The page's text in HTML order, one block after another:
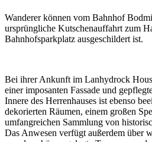
Wanderer können vom Bahnhof
ursprüngliche Kutschenauffahrt zum
Bahnhofsparkplatz ausgeschildert ist.
Bei ihrer Ankunft im Lanhydrock
einer imposanten Fassade und
Innere des Herrenhauses ist ebenso
dekorierten Räumen, einem großen
umfangreichen Sammlung von
Das Anwesen verfügt außerdem über